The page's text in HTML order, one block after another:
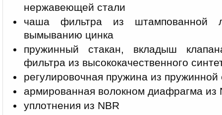
нержавеющей стали
чаша фильтра из штампованной
вымыванию цинка
пружинный стакан, вкладыш
фильтра из высококачественного
регулировочная пружина из пружинной
армированная волокном диафрагма из
уплотнения из NBR